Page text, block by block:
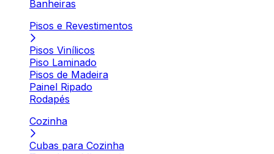
Banheiras
Pisos e Revestimentos
Pisos Vinílicos
Piso Laminado
Pisos de Madeira
Painel Ripado
Rodapés
Cozinha
Cubas para Cozinha